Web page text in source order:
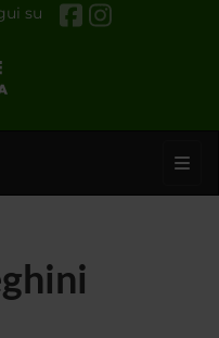
su